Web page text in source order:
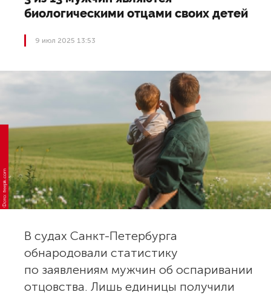
биологическими отцами своих детей
9 июл 2025 13:53
Фото: freepik.com
В судах Санкт-Петербурга
обнародовали статистику
по заявлениям мужчин об оспаривании
отцовства. Лишь единицы получили